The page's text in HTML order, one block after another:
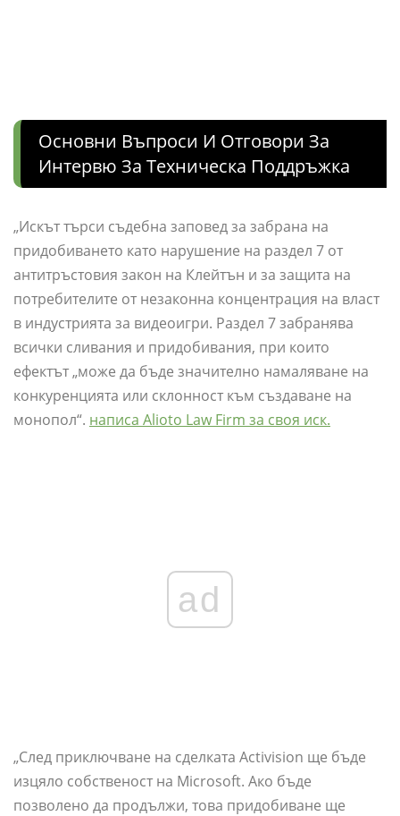
Основни Въпроси И Отговори За
Интервю За Техническа Поддръжка
„Искът търси съдебна заповед за забрана на
придобиването като нарушение на раздел 7 от
антитръстовия закон на Клейтън и за защита на
потребителите от незаконна концентрация на власт
в индустрията за видеоигри. Раздел 7 забранява
всички сливания и придобивания, при които
ефектът „може да бъде значително намаляване на
конкуренцията или склонност към създаване на
монопол“. написа Alioto Law Firm за своя иск.
ad
„След приключване на сделката Activision ще бъде
изцяло собственост на Microsoft. Ако бъде
позволено да продължи, това придобиване ще